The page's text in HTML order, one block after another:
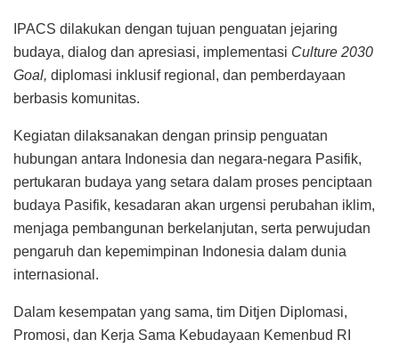
IPACS dilakukan dengan tujuan penguatan jejaring
budaya, dialog dan apresiasi, implementasi Culture 2030
Goal, diplomasi inklusif regional, dan pemberdayaan
berbasis komunitas.
Kegiatan dilaksanakan dengan prinsip penguatan
hubungan antara Indonesia dan negara-negara Pasifik,
pertukaran budaya yang setara dalam proses penciptaan
budaya Pasifik, kesadaran akan urgensi perubahan iklim,
menjaga pembangunan berkelanjutan, serta perwujudan
pengaruh dan kepemimpinan Indonesia dalam dunia
internasional.
Dalam kesempatan yang sama, tim Ditjen Diplomasi,
Promosi, dan Kerja Sama Kebudayaan Kemenbud RI